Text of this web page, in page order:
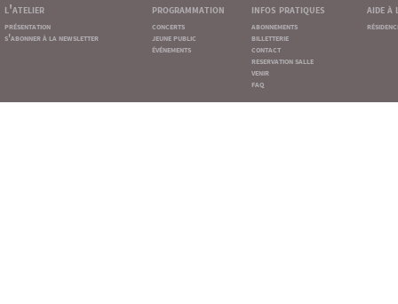
l'atelier
présentation
s'abonner à la newsletter
programmation
concerts
jeune public
événements
infos pratiques
abonnements
billetterie
contact
reservation salle
venir
faq
aide